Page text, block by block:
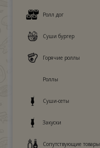
Ролл дог
Суши бургер
Горячие роллы
Роллы
Суши-сеты
Закуски
Сопутствующие товары